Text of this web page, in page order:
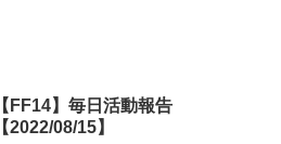
【FF14】毎日活動報告
【2022/08/15】